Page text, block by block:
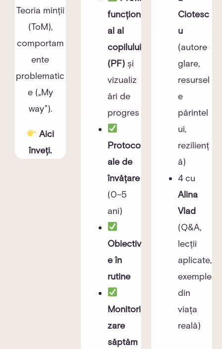
Teoria minții
(ToM),
comportam
ente
problematic
e („My
way”).
Aici
înveți.
funcțion
al al
copilului
(PF)și
vizualiz
ări de
progres
Protoco
ale de
învățare
(0–5
ani)
Obiectiv
e în
rutine
Monitori
zare
săptăm
Ciotesc
u
(autore
glare,
resursel
e
părintel
ui,
rezilienț
ă)
4 cu
Alina
Vlad
(Q&A,
lecții
aplicate,
exemple
din
viața
reală)